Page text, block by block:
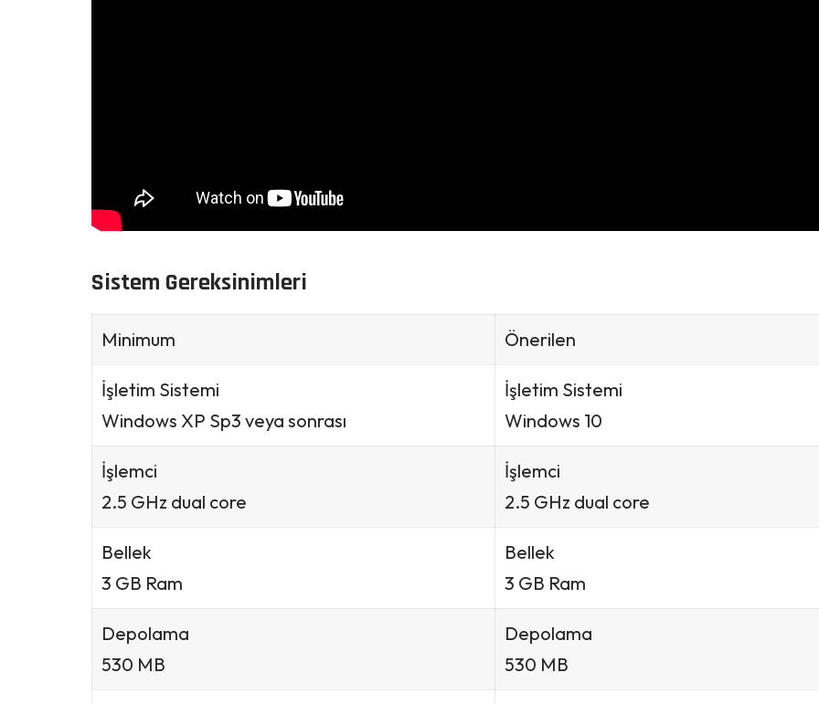
Sistem Gereksinimleri
Minimum Önerilen
İşletim Sistemi
Windows XP Sp3 veya sonrası
İşletim Sistemi
Windows 10
İşlemci
2.5 GHz dual core
İşlemci
2.5 GHz dual core
Bellek
3 GB Ram
Bellek
3 GB Ram
Depolama
530 MB
Depolama
530 MB